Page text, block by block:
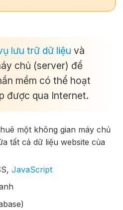
lưu trữ dữ liệu và
chủ (server) để
mềm có thể hoạt
được qua Internet.
một không gian máy chủ
tất cả dữ liệu website của
JavaScript